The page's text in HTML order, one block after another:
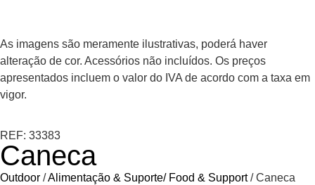
As imagens são meramente ilustrativas, poderá haver
alteração de cor. Acessórios não incluídos. Os preços
apresentados incluem o valor do IVA de acordo com a taxa em
vigor.
REF: 33383
Caneca
Outdoor /Alimentação & Suporte/ Food & Support/ Caneca